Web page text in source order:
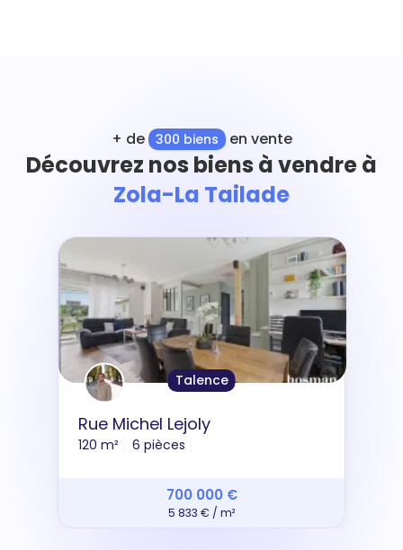
+ de 300 biens en vente
Découvrez nos biens à vendre à
Zola-La Tailade
Talence
Rue Michel Lejoly
120 m² 6 pièces
700 000 €
5 833 € / m²